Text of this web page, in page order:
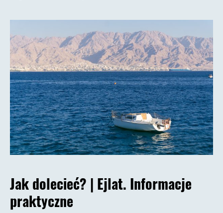
Jak dolecieć? | Ejlat. Informacje
praktyczne